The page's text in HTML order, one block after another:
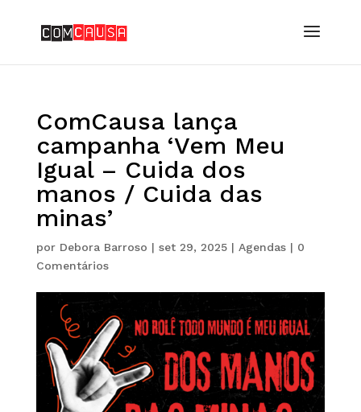
ComCausa lança
campanha ‘Vem Meu
Igual – Cuida dos
manos / Cuida das
minas’
por Debora Barroso | set 29, 2025| Agendas| 0
Comentários